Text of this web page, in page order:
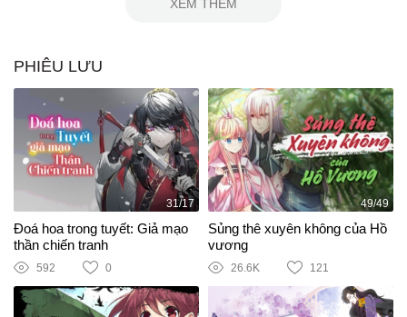
XEM THÊM
PHIÊU LƯU
31/17
Đoá hoa trong tuyết: Giả mạo
thần chiến tranh
592 0
49/49
Sủng thê xuyên không của Hồ
vương
26.6K 121